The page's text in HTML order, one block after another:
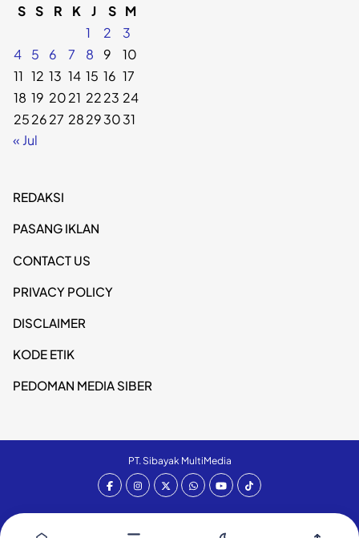
S S R K J S M
1
2
3
4
5 6 7 8 9
10
11 12 13 14 15 16 17
18 19 2021 2223 24
252627 28293031
« Jul
REDAKSI
PASANG IKLAN
CONTACT US
PRIVACY POLICY
DISCLAIMER
KODE ETIK
PEDOMAN MEDIA SIBER
PT. Sibayak MultiMedia